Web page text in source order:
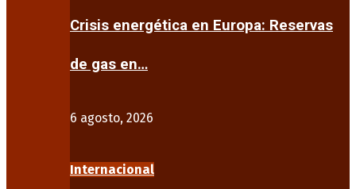
Crisis energética en Europa: Reservas
de gas en…
6 agosto, 2026
Internacional